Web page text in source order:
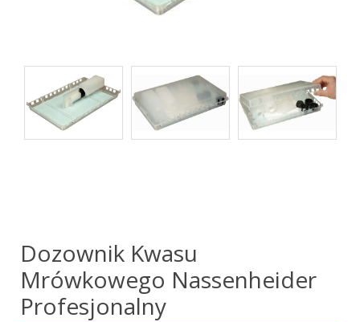
Dozownik Kwasu
Mrówkowego Nassenheider
Profesjonalny